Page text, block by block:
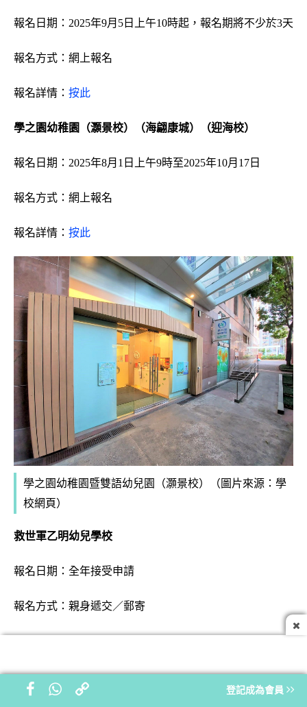
報名日期： 2025年9月5日上午10時起，報名期將不少於3天
報名方式：網上報名
報名詳情： 按此
學之園幼稚園（灝景校）（海翩康城）（迎海校）
報名日期：2025年8月1日上午9時至2025年10月17日
報名方式：網上報名
報名詳情： 按此
學之園幼稚園暨雙語幼兒園 （灝景校）
（圖片來源：學
校網頁）
救世軍乙明幼兒學校
報名日期：全年接受申請
報名方式：親身遞交／郵寄
綠楊幼稚園
登記成為會員